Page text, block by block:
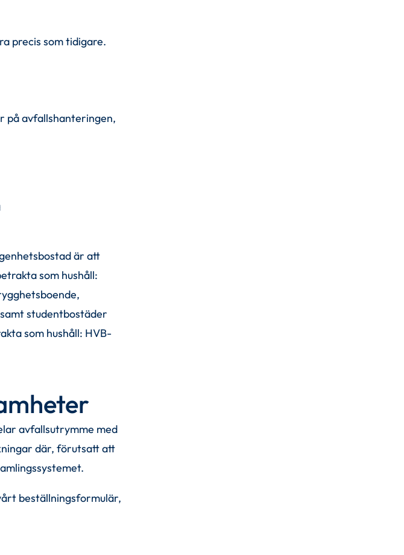
precis som tidigare.
på avfallshanteringen,
är att
som hushåll:
studentbostäder
som hushåll: HVB-
avfallsutrymme med
där, förutsatt att
beställningsformulär,